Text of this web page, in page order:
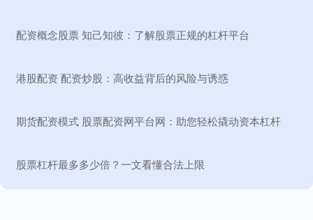
​配资概念股票 知己知彼：了解股票正规的杠杆平台
​港股配资 配资炒股：高收益背后的风险与诱惑
​期货配资模式 股票配资网平台网：助您轻松撬动资本杠杆
​股票杠杆最多多少倍？一文看懂合法上限